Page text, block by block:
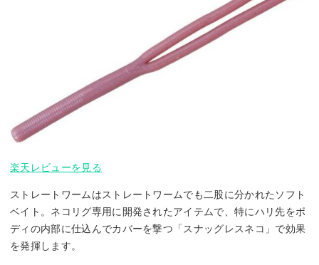
楽天レビューを見る
ストレートワームはストレートワームでも二股に分かれたソフト
ベイト。ネコリグ専用に開発されたアイテムで、特にハリ先をボ
ディの内部に仕込んでカバーを撃つ「スナッグレスネコ」で効果
を発揮します。